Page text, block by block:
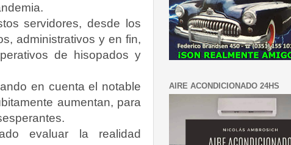
servidores, desde los
administrativos y en fin,
de hisopados y
en cuenta el notable
aumentan, para
evaluar la realidad
AIRE ACONDICIONADO 24HS